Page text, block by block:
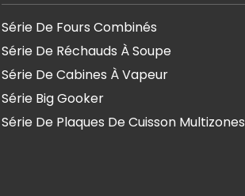
Série De Fours Combinés
Série De Réchauds À Soupe
Série De Cabines À Vapeur
Série Big Gooker
Série De Plaques De Cuisson Multizones